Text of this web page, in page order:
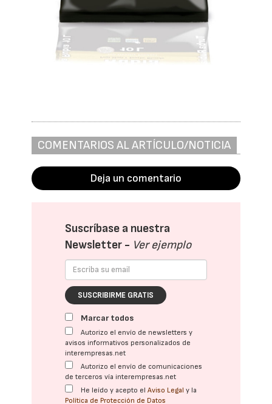
COMENTARIOS AL ARTÍCULO/NOTICIA
Deja un comentario
Suscríbase a nuestra
Newsletter - Ver ejemplo
SUSCRIBIRME GRATIS
Marcar todos
Autorizo el envío de newsletters y
avisos informativos personalizados de
interempresas.net
Autorizo el envío de comunicaciones
de terceros vía interempresas.net
He leído y acepto elAviso Legal y la
Política de Protección de Datos